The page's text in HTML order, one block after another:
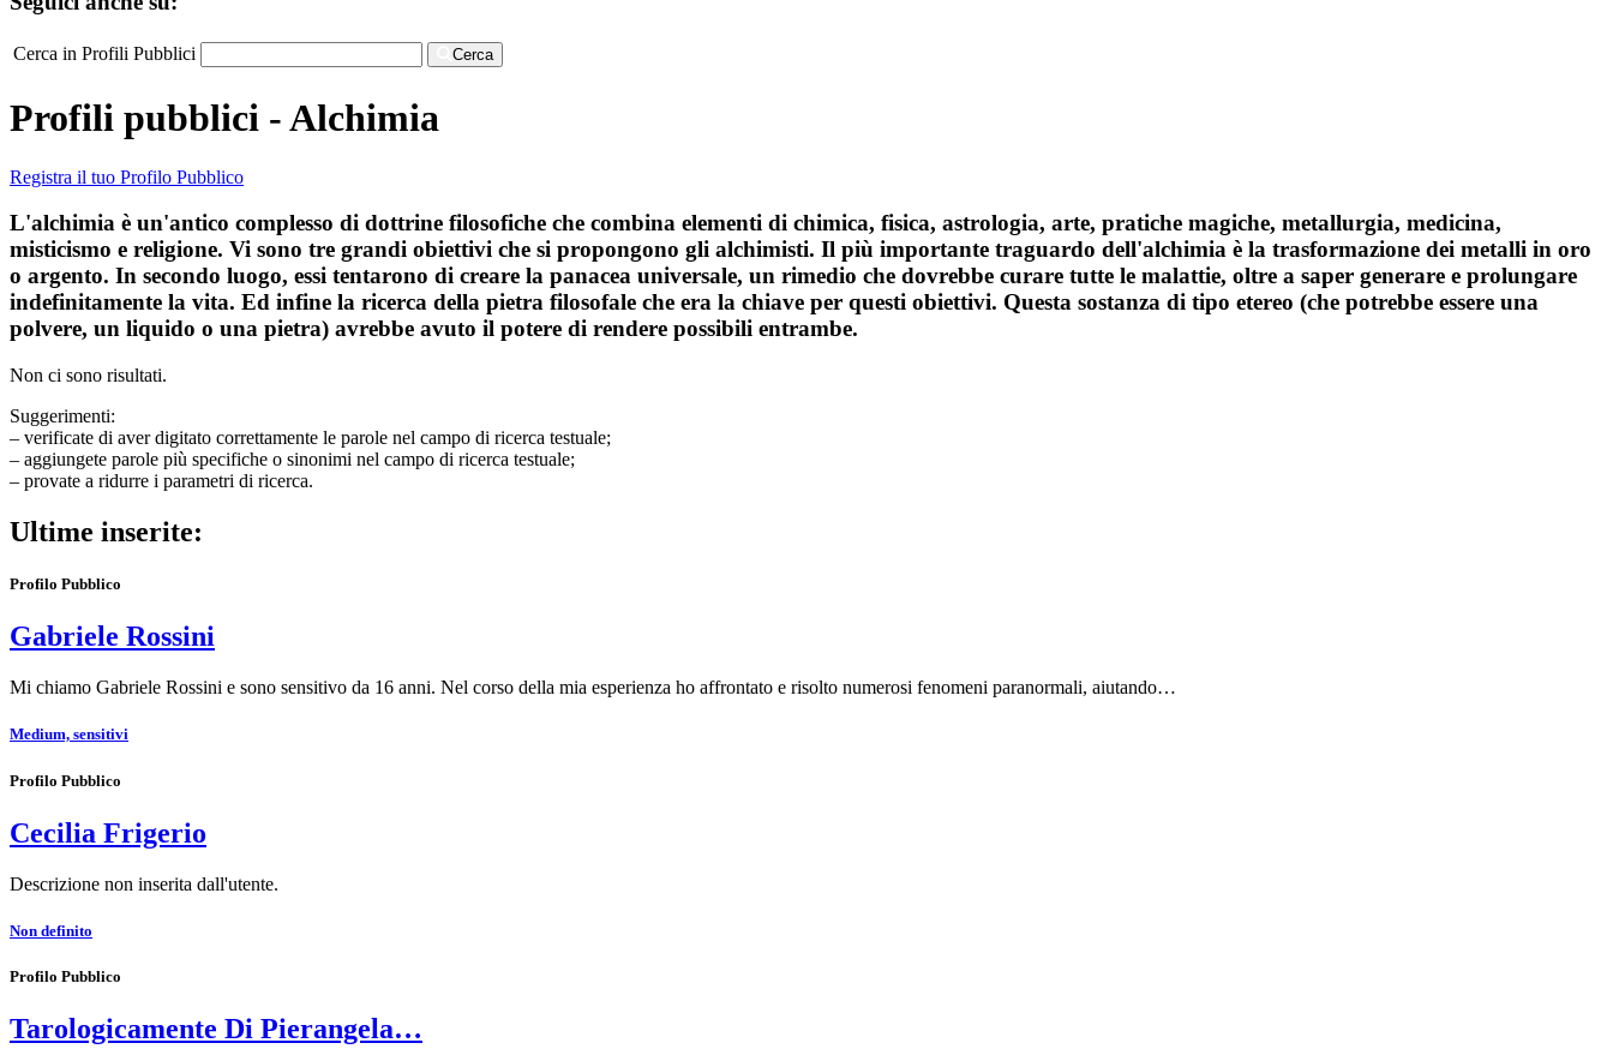
Cerca in Profili Pubblici Cerca
Profili pubblici - Alchimia
Registra il tuo Profilo Pubblico
L'alchimia è un'antico complesso di dottrine filosofiche che combina elementi di chimica, fisica, astrologia, arte, pratiche magiche, metallurgia, medicina,
misticismo e religione. Vi sono tre grandi obiettivi che si propongono gli alchimisti. Il più importante traguardo dell'alchimia è la trasformazione dei metalli in oro
o argento. In secondo luogo, essi tentarono di creare la panacea universale, un rimedio che dovrebbe curare tutte le malattie, oltre a saper generare e prolungare
indefinitamente la vita. Ed infine la ricerca della pietra filosofale che era la chiave per questi obiettivi. Questa sostanza di tipo etereo (che potrebbe essere una
polvere, un liquido o una pietra) avrebbe avuto il potere di rendere possibili entrambe.
Non ci sono risultati.
Suggerimenti:
– verificate di aver digitato correttamente le parole nel campo di ricerca testuale;
– aggiungete parole più specifiche o sinonimi nel campo di ricerca testuale;
– provate a ridurre i parametri di ricerca.
Ultime inserite:
Profilo Pubblico
Gabriele Rossini
Mi chiamo Gabriele Rossini e sono sensitivo da 16 anni. Nel corso della mia esperienza ho affrontato e risolto numerosi fenomeni paranormali, aiutando…
Medium, sensitivi
Profilo Pubblico
Cecilia Frigerio
Descrizione non inserita dall'utente.
Non definito
Profilo Pubblico
Tarologicamente Di Pierangela…